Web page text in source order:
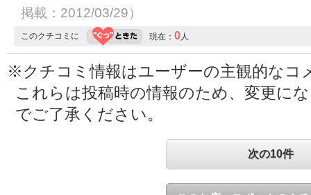
掲載：2012/03/29）
このクチコミに 現在： 0人
※クチコミ情報はユーザーの主観的なコ
これらは投稿時の情報のため、変更に
でご了承ください。
次の10件